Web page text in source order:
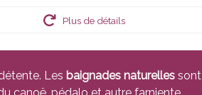
Plus de détails
Les baignades naturelles sont